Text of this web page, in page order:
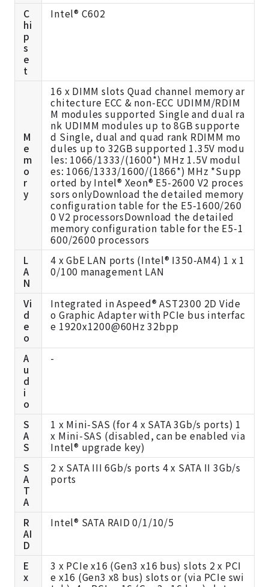
C
hi
p
s
e
t
Intel® C602
M
e
m
o
r
y
16 x DIMM slots Quad channel memory ar
chitecture ECC & non-ECC UDIMM/RDIM
M modules supported Single and dual ra
nk UDIMM modules up to 8GB supporte
d Single, dual and quad rank RDIMM mo
dules up to 32GB supported 1.35V modu
les: 1066/1333/(1600*) MHz 1.5V modul
es: 1066/1333/1600/(1866*) MHz *Supp
orted by Intel® Xeon® E5-2600 V2 proces
sors onlyDownload the detailed memory
configuration table for the E5-1600/260
0 V2 processorsDownload the detailed
memory configuration table for the E5-1
600/2600 processors
L
A
N
4 x GbE LAN ports (Intel® I350-AM4) 1 x 1
0/100 management LAN
Vi
d
e
o
Integrated in Aspeed® AST2300 2D Vide
o Graphic Adapter with PCIe bus interfac
e 1920x1200@60Hz 32bpp
A
u
d
i
o
-
S
A
S
1 x Mini-SAS (for 4 x SATA 3Gb/s ports) 1
x Mini-SAS (disabled, can be enabled via
Intel® upgrade key)
S
A
T
A
2 x SATA III 6Gb/s ports 4 x SATA II 3Gb/s
ports
R
AI
D
Intel® SATA RAID 0/1/10/5
E
x
3 x PCIe x16 (Gen3 x16 bus) slots 2 x PCI
e x16 (Gen3 x8 bus) slots or (via PCIe swi